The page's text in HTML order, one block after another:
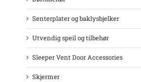
Senterplater og baklysbjelker
Utvendig speil og tilbehør
Sleeper Vent Door Accessories
Skjermer